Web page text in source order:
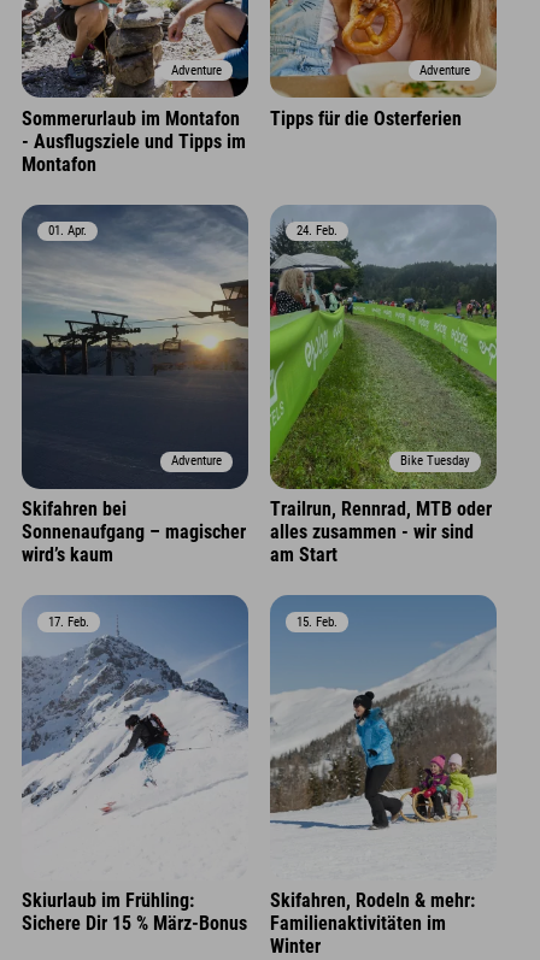
Adventure
Sommerurlaub im Montafon
- Ausflugsziele und Tipps im
Montafon
Adventure
Tipps für die Osterferien
Adventure
01. Apr.
Skifahren bei
Sonnenaufgang – magischer
wird’s kaum
Bike Tuesday
24. Feb.
Trailrun, Rennrad, MTB oder
alles zusammen - wir sind
am Start
17. Feb.
Skiurlaub im Frühling:
Sichere Dir 15 % März-Bonus
15. Feb.
Skifahren, Rodeln & mehr:
Familienaktivitäten im
Winter